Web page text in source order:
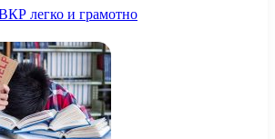
легко и грамотно